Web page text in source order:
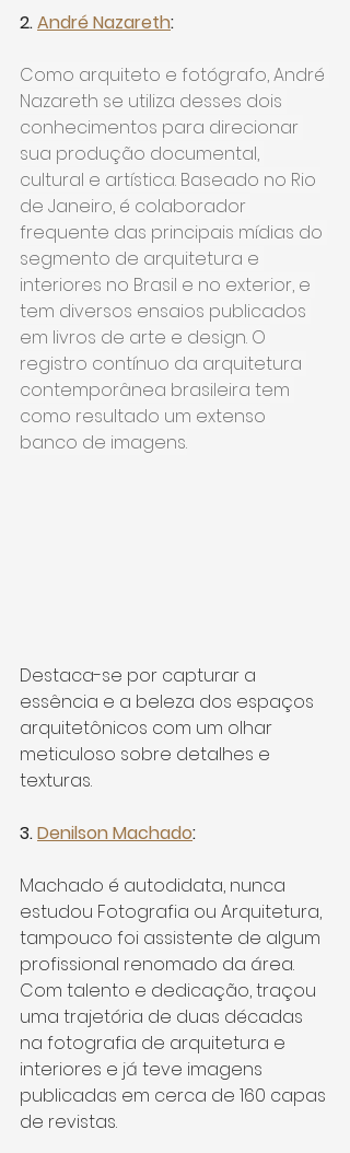
2. André Nazareth:
Como arquiteto e fotógrafo, André
Nazareth se utiliza desses dois
conhecimentos para direcionar
sua produção documental,
cultural e artística. Baseado no Rio
de Janeiro, é colaborador
frequente das principais mídias do
segmento de arquitetura e
interiores no Brasil e no exterior, e
tem diversos ensaios publicados
em livros de arte e design. O
registro contínuo da arquitetura
contemporânea brasileira tem
como resultado um extenso
banco de imagens.
Destaca-se por capturar a
essência e a beleza dos espaços
arquitetônicos com um olhar
meticuloso sobre detalhes e
texturas.
3. Denilson Machado:
Machado é autodidata, nunca
estudou Fotografia ou Arquitetura,
tampouco foi assistente de algum
profissional renomado da área.
Com talento e dedicação, traçou
uma trajetória de duas décadas
na fotografia de arquitetura e
interiores e já teve imagens
publicadas em cerca de 160 capas
de revistas.